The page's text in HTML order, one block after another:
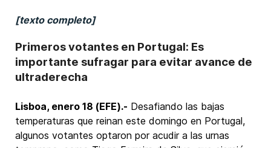
[texto completo]
Primeros votantes en Portugal: Es
importante sufragar para evitar avance de
ultraderecha
Lisboa, enero 18 (EFE).- Desafiando las bajas
temperaturas que reinan este domingo en Portugal,
algunos votantes optaron por acudir a las urnas